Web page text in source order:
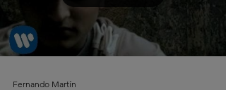
Fernando Martín